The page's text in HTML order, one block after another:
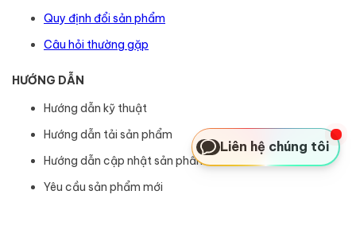
Quy định đổi sản phẩm
Câu hỏi thường gặp
HƯỚNG DẪN
Hướng dẫn kỹ thuật
Hướng dẫn tải sản phẩm
Hướng dẫn cập nhật sản phẩm
Yêu cầu sản phẩm mới
Liên hệ chúng tôi